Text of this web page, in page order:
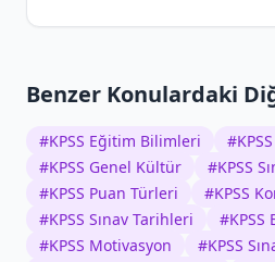
Benzer Konulardaki
#KPSS Eğitim Bilimleri #
#KPSS Genel Kültür #KPSS
#KPSS Puan Türleri #KPSS
#KPSS Sınav Tarihleri #
#KPSS Motivasyon #KPSS